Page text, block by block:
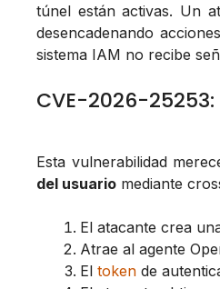
túnel están activas. Un
desencadenando
sistema IAM no recibe
CVE-2026-
Esta vulnerabilidad
del usuario mediante
El atacante crea
Atrae al agente
El token de